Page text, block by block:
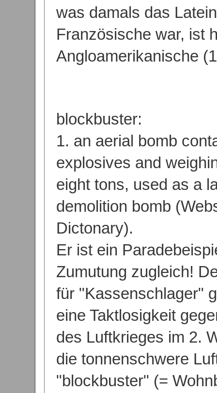
was damals das
Französische war, ist
Angloamerikanische
blockbuster:
1. an aerial bomb
explosives and
eight tons, used as a
demolition bomb
Dictonary).
Er ist ein
Zumutung zugleich!
für "Kassenschlager"
eine Taktlosigkeit
des Luftkrieges im 2.
die tonnenschwere
"blockbuster" (=